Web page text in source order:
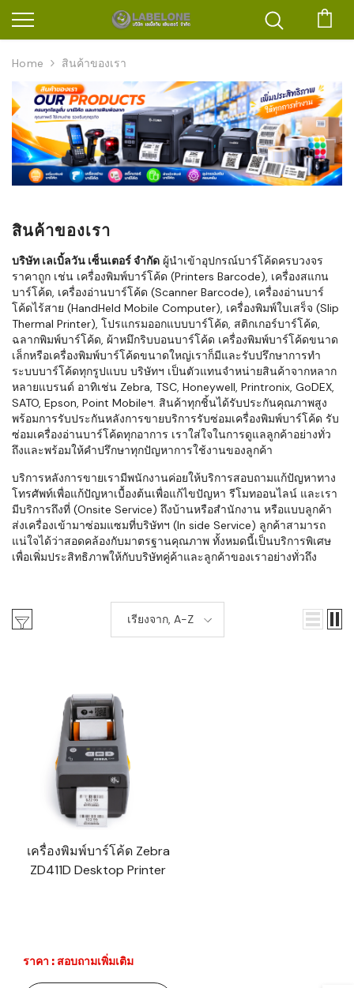
Home สินค้าของเรา
สินค้าของเรา
บริษัท เลเบิ้ลวัน เซ็นเตอร์ จำกัด ผู้นำเข้าอุปกรณ์บาร์โค้ดครบวงจร
ราคาถูก เช่น เครื่องพิมพ์บาร์โค้ด (Printers Barcode), เครื่องสแกน
บาร์โค้ด, เครื่องอ่านบาร์โค้ด (Scanner Barcode), เครื่องอ่านบาร์
โค้ดไร้สาย (HandHeld Mobile Computer), เครื่องพิมพ์ใบเสร็จ (Slip
Thermal Printer), โปรแกรมออกแบบบาร์โค้ด, สติกเกอร์บาร์โค้ด,
ฉลากพิมพ์บาร์โค้ด, ผ้าหมึกริบบอนบาร์โค้ด เครื่องพิมพ์บาร์โค้ดขนาด
เล็กหรือเครื่องพิมพ์บาร์โค้ดขนาดใหญ่เราก็มีและรับปรึกษาการทำ
ระบบบาร์โค้ดทุกรูปแบบ บริษัทฯ เป็นตัวแทนจำหน่ายสินค้าจากหลาก
หลายแบรนด์ อาทิเช่น Zebra, TSC, Honeywell, Printronix, GoDEX,
SATO, Epson, Point Mobileฯ. สินค้าทุกชิ้นได้รับประกันคุณภาพสูง
พร้อมการรับประกันหลังการขายบริการรับซ่อมเครื่องพิมพ์บาร์โค้ด รับ
ซ่อมเครื่องอ่านบาร์โค้ดทุกอาการ เราใส่ใจในการดูแลลูกค้าอย่างทั่ว
ถึงและพร้อมให้คำปรึกษาทุกปัญหาการใช้งานของลูกค้า
บริการหลังการขายเรามีพนักงานค่อยให้บริการสอบถามแก้ปัญหาทาง
โทรศัพท์เพื่อแก้ปัญหาเบื้องต้นเพื่อแก้ไขปัญหา รีโมทออนไลน์ และเรา
มีบริการถึงที่ (Onsite Service) ถึงบ้านหรือสำนักงาน หรือแบบลูกค้า
ส่งเครื่องเข้ามาซ่อมแซมที่บริษัทฯ (In side Service) ลูกค้าสามารถ
แน่ใจได้ว่าสอดคล้องกับมาตรฐานคุณภาพ ทั้งหมดนี้เป็นบริการพิเศษ
เพื่อเพิ่มประสิทธิภาพให้กับบริษัทคู่ค้าและลูกค้าของเราอย่างทั่วถึง
เรียงจาก, A-Z
เครื่องพิมพ์บาร์โค้ด Zebra
ZD411D Desktop Printer
ราคา : สอบถามเพิ่มเติม